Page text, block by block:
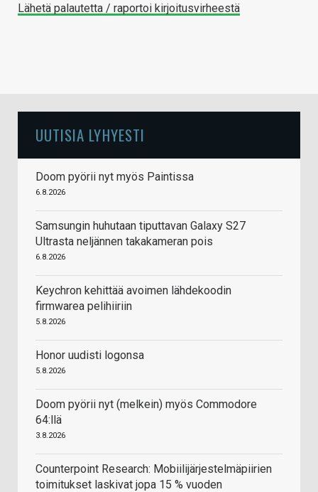
Lähetä palautetta / raportoi kirjoitusvirheestä
UUTISIA LYHYESTI
Doom pyörii nyt myös Paintissa
6.8.2026
Samsungin huhutaan tiputtavan Galaxy S27
Ultrasta neljännen takakameran pois
6.8.2026
Keychron kehittää avoimen lähdekoodin
firmwarea pelihiiriin
5.8.2026
Honor uudisti logonsa
5.8.2026
Doom pyörii nyt (melkein) myös Commodore
64:llä
3.8.2026
Counterpoint Research: Mobiilijärjestelmäpiirien
toimitukset laskivat jopa 15 % vuoden